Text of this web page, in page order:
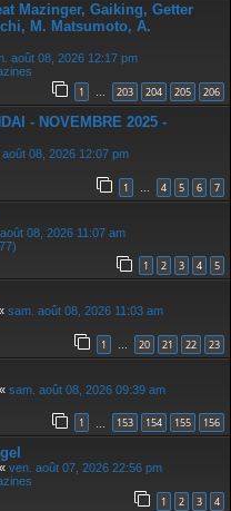
Mazinger, Gaiking, Getter
M. Matsumoto, A.
août 08, 2026 12:17 pm
1 … 203 204 205 206
- NOVEMBRE 2025 -
08, 2026 12:07 pm
1 4 5 6 7
08, 2026 11:07 am
1 2 3 4 5
sam. août 08, 2026 11:03 am
1 … 20 21 22 23
« sam. août 08, 2026 09:39 am
1 153 154 155 156
« ven. août 07, 2026 22:56 pm
1 2 3 4